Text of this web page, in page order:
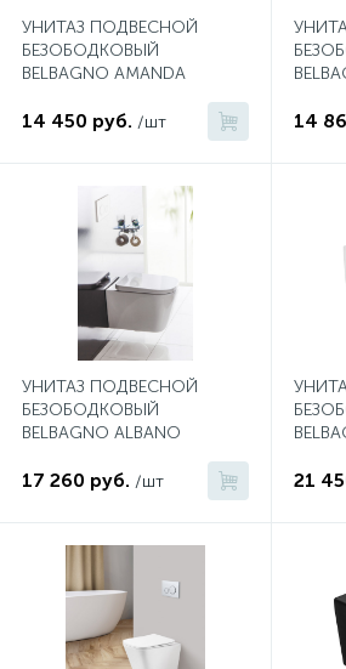
УНИТАЗ ПОДВЕСНОЙ
БЕЗОБОДКОВЫЙ
BELBAGNO AMANDA
14 450 руб. /шт 14
УНИТАЗ ПОДВЕСНОЙ
БЕЗОБОДКОВЫЙ
BELBAGNO ALBANO
17 260 руб. /шт 21
Встраиваемые смесители для
Встраиваемые смесители для душа
Держатели ручного душа
Для биде
Для душа
Донные клапаны
Дополнительные аксессуары